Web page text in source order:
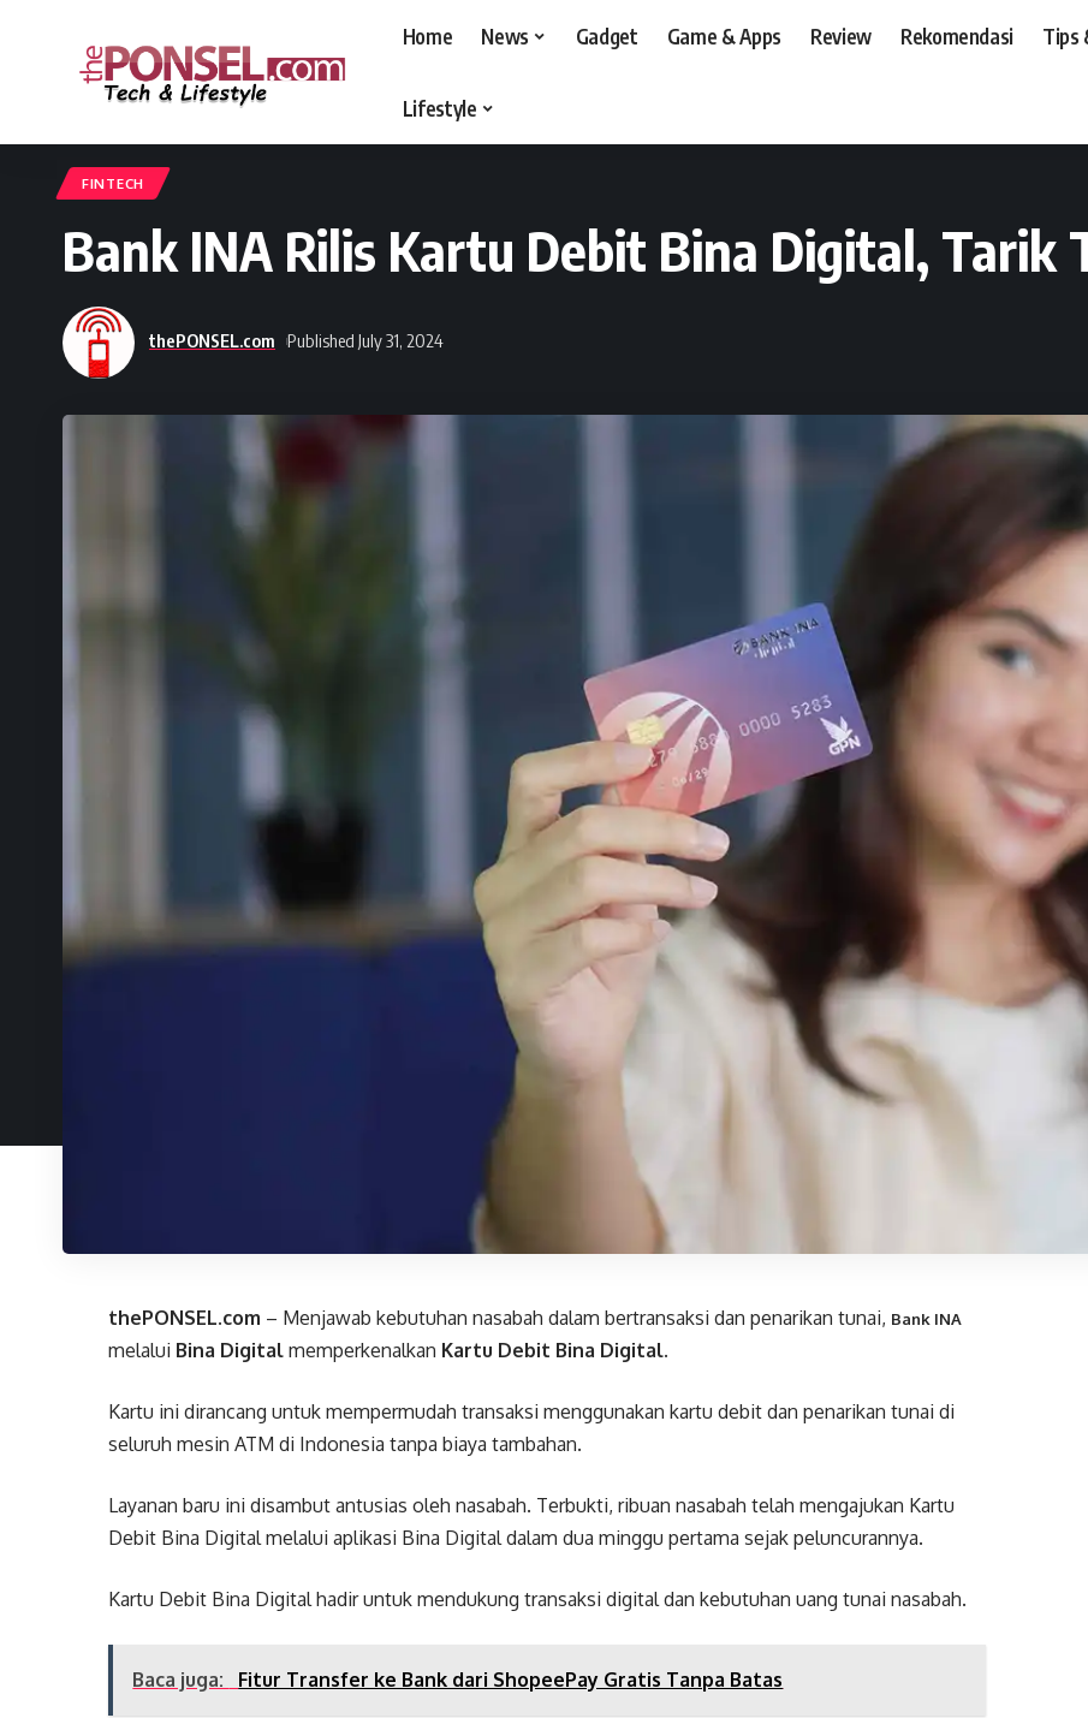
Home News Gadget Game & Apps Review Rekomendasi Tips
Lifestyle
FINTECH
Bank INA Rilis Kartu Debit Bina Digital, Tarik
thePONSEL.com Published July 31, 2024
thePONSEL.com – Menjawab kebutuhan nasabah dalam bertransaksi dan penarikan tunai, Bank INA
melalui Bina Digital memperkenalkan Kartu Debit Bina Digital.
Kartu ini dirancang untuk mempermudah transaksi menggunakan kartu debit dan penarikan tunai di
seluruh mesin ATM di Indonesia tanpa biaya tambahan.
Layanan baru ini disambut antusias oleh nasabah. Terbukti, ribuan nasabah telah mengajukan Kartu
Debit Bina Digital melalui aplikasi Bina Digital dalam dua minggu pertama sejak peluncurannya.
Kartu Debit Bina Digital hadir untuk mendukung transaksi digital dan kebutuhan uang tunai nasabah.
Baca juga: Fitur Transfer ke Bank dari ShopeePay Gratis Tanpa Batas